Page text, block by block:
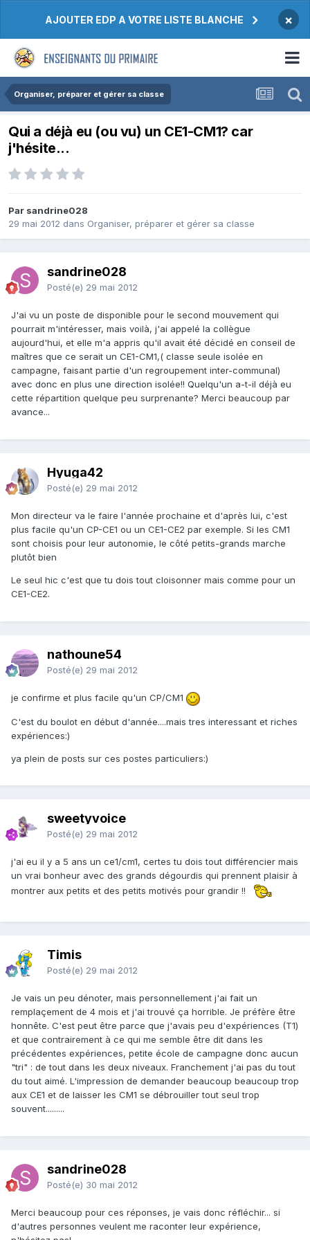
AJOUTER EDP A VOTRE LISTE BLANCHE ×
Organiser, préparer et gérer sa classe
Qui a déjà eu (ou vu) un CE1-CM1? car
j'hésite...
Par sandrine028
29 mai 2012 dans Organiser, préparer et gérer sa classe
sandrine028
Posté(e) 29 mai 2012
J'ai vu un poste de disponible pour le second mouvement qui
pourrait m'intéresser, mais voilà, j'ai appelé la collègue
aujourd'hui, et elle m'a appris qu'il avait été décidé en conseil de
maîtres que ce serait un CE1-CM1,( classe seule isolée en
campagne, faisant partie d'un regroupement inter-communal)
avec donc en plus une direction isolée!! Quelqu'un a-t-il déjà eu
cette répartition quelque peu surprenante? Merci beaucoup par
avance...
Hyuga42
Posté(e) 29 mai 2012
Mon directeur va le faire l'année prochaine et d'après lui, c'est
plus facile qu'un CP-CE1 ou un CE1-CE2 par exemple. Si les CM1
sont choisis pour leur autonomie, le côté petits-grands marche
plutôt bien
Le seul hic c'est que tu dois tout cloisonner mais comme pour un
CE1-CE2.
nathoune54
Posté(e) 29 mai 2012
je confirme et plus facile qu'un CP/CM1
C'est du boulot en début d'année....mais tres interessant et riches
expériences:)
ya plein de posts sur ces postes particuliers:)
sweetyvoice
Posté(e) 29 mai 2012
j'ai eu il y a 5 ans un ce1/cm1, certes tu dois tout différencier mais
un vrai bonheur avec des grands dégourdis qui prennent plaisir à
montrer aux petits et des petits motivés pour grandir !!
Timis
Posté(e) 29 mai 2012
Je vais un peu dénoter, mais personnellement j'ai fait un
remplaçement de 4 mois et j'ai trouvé ça horrible. Je préfère être
honnête. C'est peut être parce que j'avais peu d'expériences (T1)
et que contrairement à ce qui me semble être dit dans les
précédentes expériences, petite école de campagne donc aucun
"tri" : de tout dans les deux niveaux. Franchement j'ai pas du tout
du tout aimé. L'impression de demander beaucoup beaucoup trop
aux CE1 et de laisser les CM1 se débrouiller tout seul trop
souvent.........
sandrine028
Posté(e) 30 mai 2012
Merci beaucoup pour ces réponses, je vais donc réfléchir... si
d'autres personnes veulent me raconter leur expérience,